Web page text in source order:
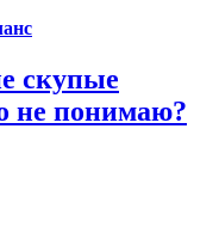
скупые
не понимаю?